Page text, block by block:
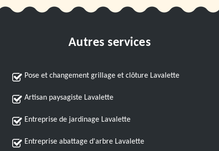
Autres services
Pose et changement grillage et clôture Lavalette
Artisan paysagiste Lavalette
Entreprise de jardinage Lavalette
Entreprise abattage d'arbre Lavalette